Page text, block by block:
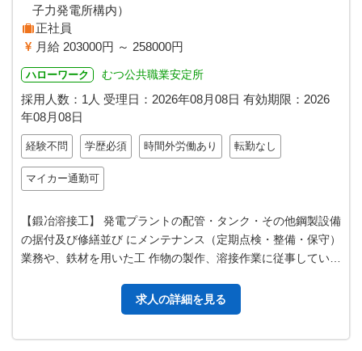
子力発電所構内）
正社員
月給 203000円 ～ 258000円
ハローワーク むつ公共職業安定所
採用人数：1人 受理日： 2026年08月08日 有効期限： 2026
年08月08日
経験不問 学歴必須 時間外労働あり 転勤なし
マイカー通勤可
【鍛冶溶接工】 発電プラントの配管・タンク・その他鋼製設備
の据付及び修繕並び にメンテナンス（定期点検・整備・保守）
業務や、鉄材を用いた工 作物の製作、溶接作業に従事していた
求人の詳細を見る